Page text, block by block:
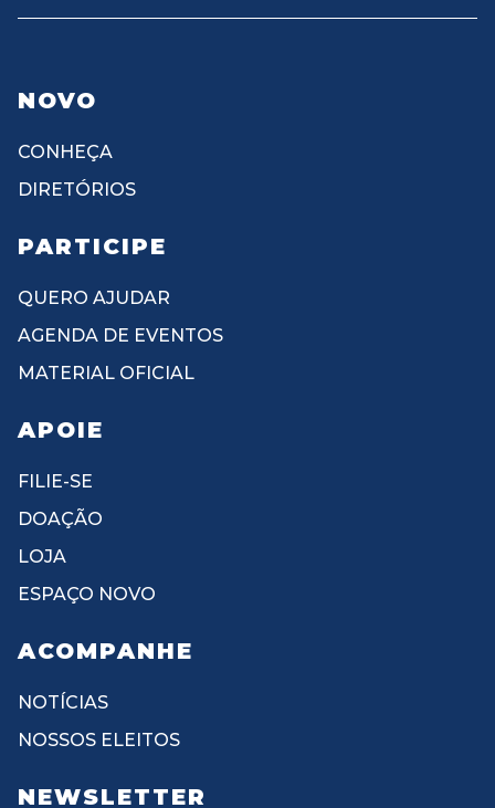
NOVO
CONHEÇA
DIRETÓRIOS
PARTICIPE
QUERO AJUDAR
AGENDA DE EVENTOS
MATERIAL OFICIAL
APOIE
FILIE-SE
DOAÇÃO
LOJA
ESPAÇO NOVO
ACOMPANHE
NOTÍCIAS
NOSSOS ELEITOS
NEWSLETTER